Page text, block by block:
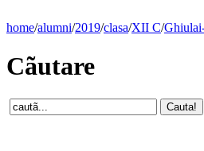
home/alumni/2019/clasa/XII C/
Cãutare